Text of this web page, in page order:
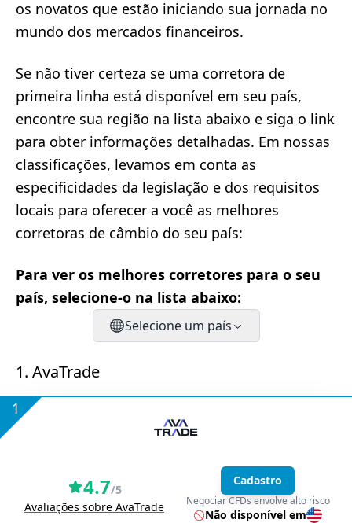
os novatos que estão iniciando sua jornada no
mundo dos mercados financeiros.
Se não tiver certeza se uma corretora de
primeira linha está disponível em seu país,
encontre sua região na lista abaixo e siga o link
para obter informações detalhadas. Em nossas
classificações, levamos em conta as
especificidades da legislação e dos requisitos
locais para oferecer a você as melhores
corretoras de câmbio do seu país:
Para ver os melhores corretores para o seu
país, selecione-o na lista abaixo:
Selecione um país
1. AvaTrade
1
4.7/5
Avaliações sobre AvaTrade
Cadastro
Negociar CFDs envolve alto risco
Não disponível em